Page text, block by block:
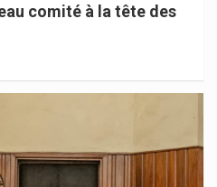
comité à la tête des